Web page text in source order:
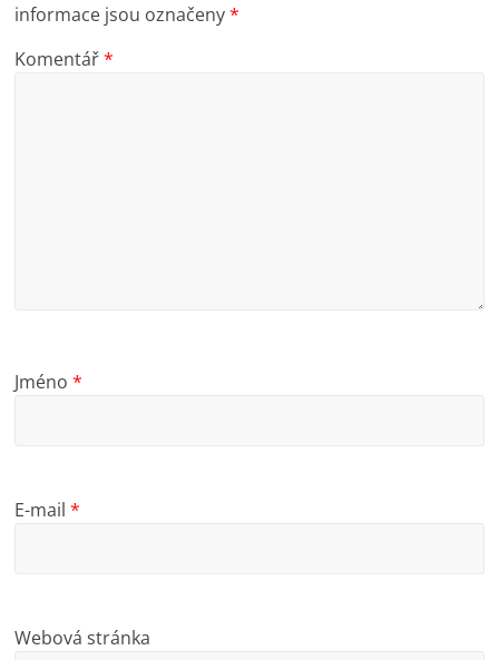
informace jsou označeny*
Komentář*
Jméno*
E-mail*
Webová stránka